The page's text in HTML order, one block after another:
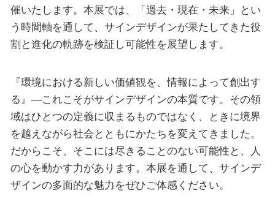
催いたします。本展では、「過去・現在・未来」とい
う時間軸を通して、サインデザインが果たしてきた役
割と進化の軌跡を検証し可能性を展望します。
『環境における新しい価値観を、情報によって創出す
る』―これこそがサインデザインの本質です。その領
域はひとつの定義に収まるものではなく、ときに境界
を越えながら社会とともにかたちを変えてきました。
だからこそ、そこには尽きることのない可能性と、人
の心を動かす力があります。本展を通して、サインデ
ザインの多面的な魅力をぜひご体感ください。